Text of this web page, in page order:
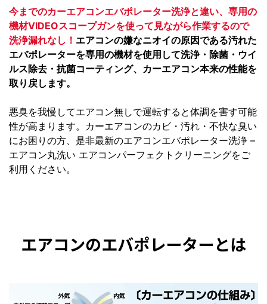
今までのカーエアコンエバポレーター洗浄と違い、専用の
機材VIDEOスコープガンを使って見ながら作業するので
洗浄漏れなし！ エアコンの嫌なニオイの原因である汚れた
エバポレーターを専用の機材を使用して洗浄・除菌・ウイ
ルス除去・抗菌コーティング、カーエアコン本来の性能を
取り戻します。
悪臭を我慢してエアコン無しで運転すると体調を害す可能
性が高まります。カーエアコンのカビ・汚れ・不快な臭い
にお困りの方、是非最新のエアコンエバポレーター洗浄 –
エアコン丸洗い エアコンパーフェクトクリーニングをご
利用ください。
エアコンのエバポレーターとは